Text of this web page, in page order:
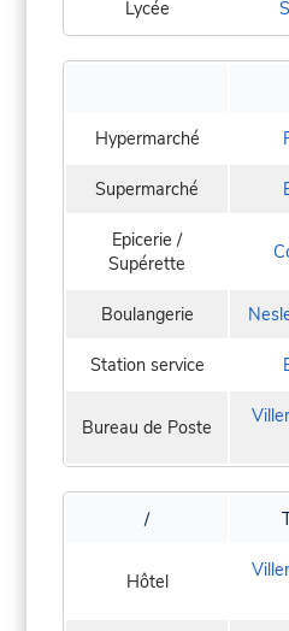
Lycée
Hypermarché
Supermarché
Epicerie /
Supérette
Boulangerie
Station service
Bureau de Poste
/
Hôtel